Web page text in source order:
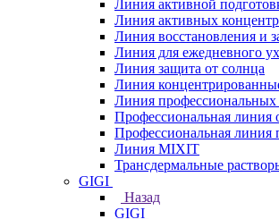
Линия активной
Линия активных
Линия восстановления и
Линия для ежедневного
Линия защита от солнца
Линия
Линия профессиональных
Профессиональная линия
Профессиональная линия
Линия MIXIT
Трансдермальные
GIGI
Назад
GIGI